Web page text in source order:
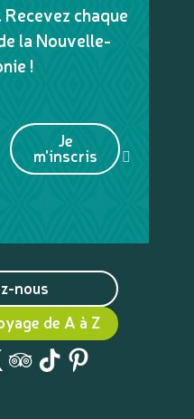
chaque
la Nouvelle-
!
Je
m'inscris
nous
de A à Z